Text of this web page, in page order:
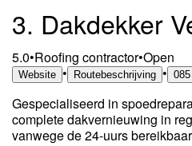
3. Dakdekker
5.0•Roofing contractor•Open
Website • Routebeschrijving •
Gespecialiseerd in
complete dakvernieuwing in
vanwege de 24-uurs